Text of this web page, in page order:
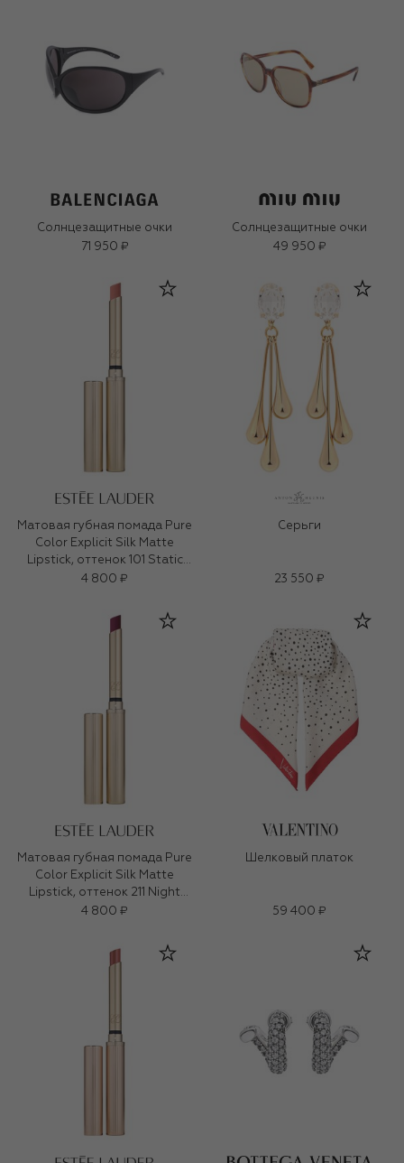
Солнцезащитные очки
71 950 ₽
Солнцезащитные очки
49 950 ₽
Матовая губная помада Pure
Color Explicit Silk Matte
Lipstick, оттенок 101 Static
(0,7ml)
4 800 ₽
Серьги
23 550 ₽
Матовая губная помада Pure
Color Explicit Silk Matte
Lipstick, оттенок 211 Night
Moves (0,7ml)
4 800 ₽
Шелковый платок
59 400 ₽